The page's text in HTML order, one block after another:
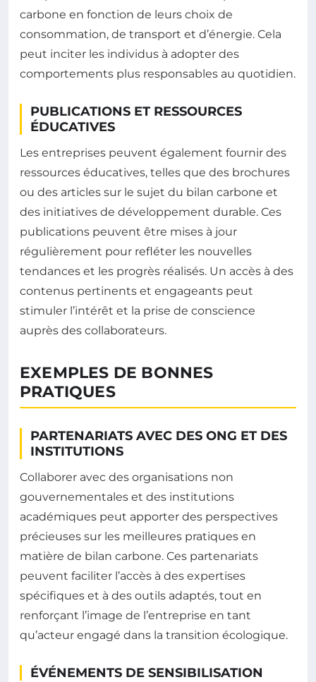
carbone en fonction de leurs choix de
consommation, de transport et d’énergie. Cela
peut inciter les individus à adopter des
comportements plus responsables au quotidien.
PUBLICATIONS ET RESSOURCES
ÉDUCATIVES
Les entreprises peuvent également fournir des
ressources éducatives, telles que des brochures
ou des articles sur le sujet du bilan carbone et
des initiatives de développement durable. Ces
publications peuvent être mises à jour
régulièrement pour refléter les nouvelles
tendances et les progrès réalisés. Un accès à des
contenus pertinents et engageants peut
stimuler l’intérêt et la prise de conscience
auprès des collaborateurs.
EXEMPLES DE BONNES
PRATIQUES
PARTENARIATS AVEC DES ONG ET DES
INSTITUTIONS
Collaborer avec des organisations non
gouvernementales et des institutions
académiques peut apporter des perspectives
précieuses sur les meilleures pratiques en
matière de bilan carbone. Ces partenariats
peuvent faciliter l’accès à des expertises
spécifiques et à des outils adaptés, tout en
renforçant l’image de l’entreprise en tant
qu’acteur engagé dans la transition écologique.
ÉVÉNEMENTS DE SENSIBILISATION